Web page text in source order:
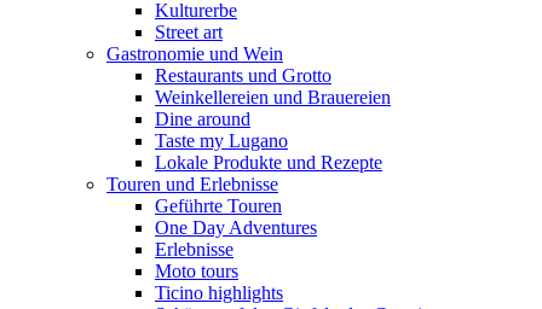
Kulturerbe
Street art
Gastronomie und Wein
Restaurants und Grotto
Weinkellereien und Brauereien
Dine around
Taste my Lugano
Lokale Produkte und Rezepte
Touren und Erlebnisse
Geführte Touren
One Day Adventures
Erlebnisse
Moto tours
Ticino highlights